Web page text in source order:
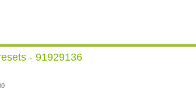
- 91929136